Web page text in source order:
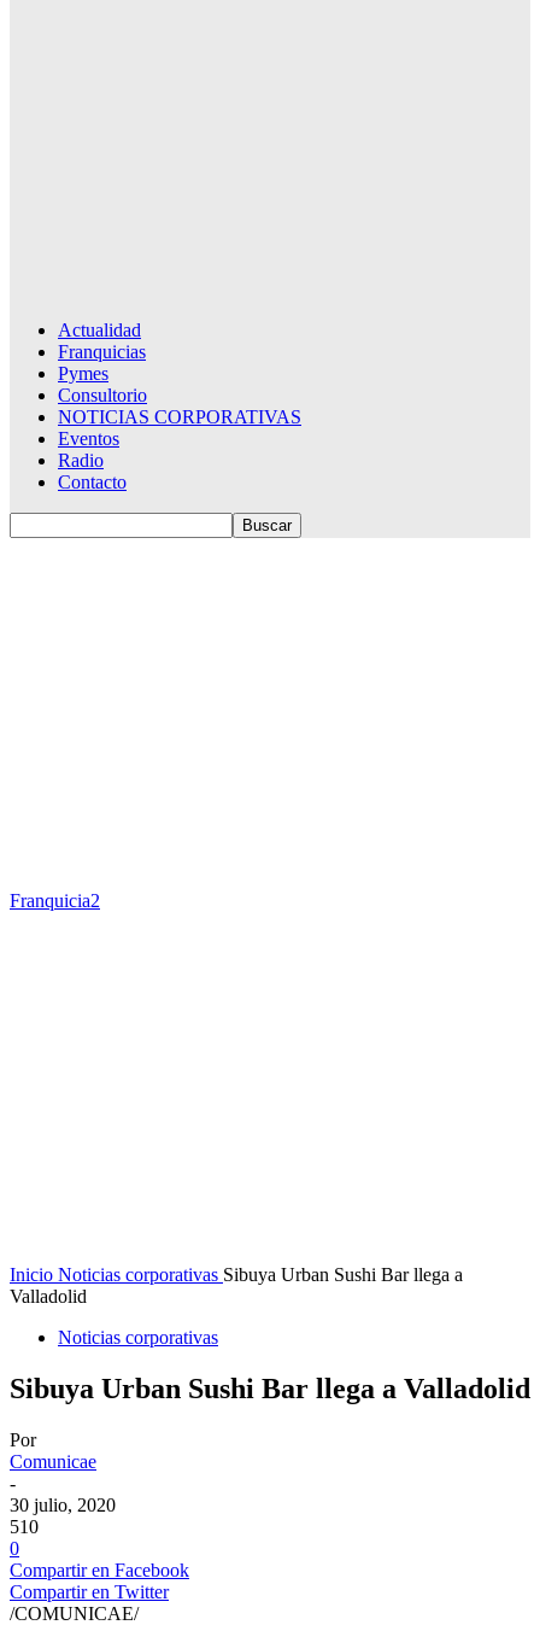
Actualidad
Franquicias
Pymes
Consultorio
NOTICIAS CORPORATIVAS
Eventos
Radio
Contacto
Franquicia2
Inicio Noticias corporativas Sibuya Urban Sushi Bar llega a
Valladolid
Noticias corporativas
Sibuya Urban Sushi Bar llega a Valladolid
Por
Comunicae
-
30 julio, 2020
510
0
Compartir en Facebook
Compartir en Twitter
/COMUNICAE/